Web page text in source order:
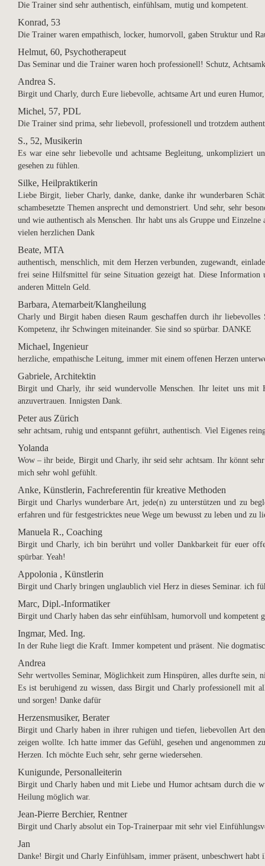
Die Trainer sind sehr authentisch, einfühlsam, mutig und kompetent.
Konrad, 53
Die Trainer waren empathisch, locker, humorvoll, gaben Struktur und
Helmut, 60, Psychotherapeut
Das Seminar und die Trainer waren hoch professionell! Schutz,
Andrea S.
Birgit und Charly, durch Eure liebevolle, achtsame Art und euren
Michel, 57, PDL
Die Trainer sind prima, sehr liebevoll, professionell und trotzdem
S., 52, Musikerin
Es war eine sehr liebevolle und achtsame Begleitung, unkompliziert
gesehen zu fühlen.
Silke, Heilpraktikerin
Liebe Birgit, lieber Charly, danke, danke, danke ihr wunderbaren
schambesetzte Themen ansprecht und demonstriert. Und sehr, sehr
und wie authentisch als Menschen. Ihr habt uns als Gruppe und
vielen herzlichen Dank
Beate, MTA
authentisch, menschlich, mit dem Herzen verbunden, zugewandt,
frei seine Hilfsmittel für seine Situation gezeigt hat. Diese Information
anderen Mitteln Geld.
Barbara, Atemarbeit/Klangheilung
Charly und Birgit haben diesen Raum geschaffen durch ihr
Kompetenz, ihr Schwingen miteinander. Sie sind so spürbar. DANKE
Michael, Ingenieur
herzliche, empathische Leitung, immer mit einem offenen Herzen
Gabriele, Architektin
Birgit und Charly, ihr seid wundervolle Menschen. Ihr leitet uns
anzuvertrauen. Innigsten Dank.
Peter aus Zürich
sehr achtsam, ruhig und entspannt geführt, authentisch. Viel Eigenes
Yolanda
Wow – ihr beide, Birgit und Charly, ihr seid sehr achtsam. Ihr könnt
mich sehr wohl gefühlt.
Anke, Künstlerin, Fachreferentin für kreative Methoden
Birgit und Charlys wunderbare Art, jede(n) zu unterstützen und zu
erfahren und für festgestricktes neue Wege um bewusst zu leben und zu
Manuela R., Coaching
Birgit und Charly, ich bin berührt und voller Dankbarkeit für euer
spürbar. Yeah!
Appolonia , Künstlerin
Birgit und Charly bringen unglaublich viel Herz in dieses Seminar. ich
Marc, Dipl.-Informatiker
Birgit und Charly haben das sehr einfühlsam, humorvoll und kompetent
Ingmar, Med. Ing.
In der Ruhe liegt die Kraft. Immer kompetent und präsent. Nie
Andrea
Sehr wertvolles Seminar, Möglichkeit zum Hinspüren, alles durfte sein,
Es ist beruhigend zu wissen, dass Birgit und Charly professionell mit
und sorgen! Danke dafür
Herzensmusiker, Berater
Birgit und Charly haben in ihrer ruhigen und tiefen, liebevollen Art
zeigen wollte. Ich hatte immer das Gefühl, gesehen und angenommen
Herzen. Ich möchte Euch sehr, sehr gerne wiedersehen.
Kunigunde, Personalleiterin
Birgit und Charly haben und mit Liebe und Humor achtsam durch die
Heilung möglich war.
Jean-Pierre Berchier, Rentner
Birgit und Charly absolut ein Top-Trainerpaar mit sehr viel
Jan
Danke! Birgit und Charly Einfühlsam, immer präsent, unbeschwert habt